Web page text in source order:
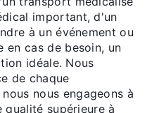
important, d'un
à un événement ou
cas de besoin, un
idéale. Nous
de chaque
nous engageons à
supérieure à